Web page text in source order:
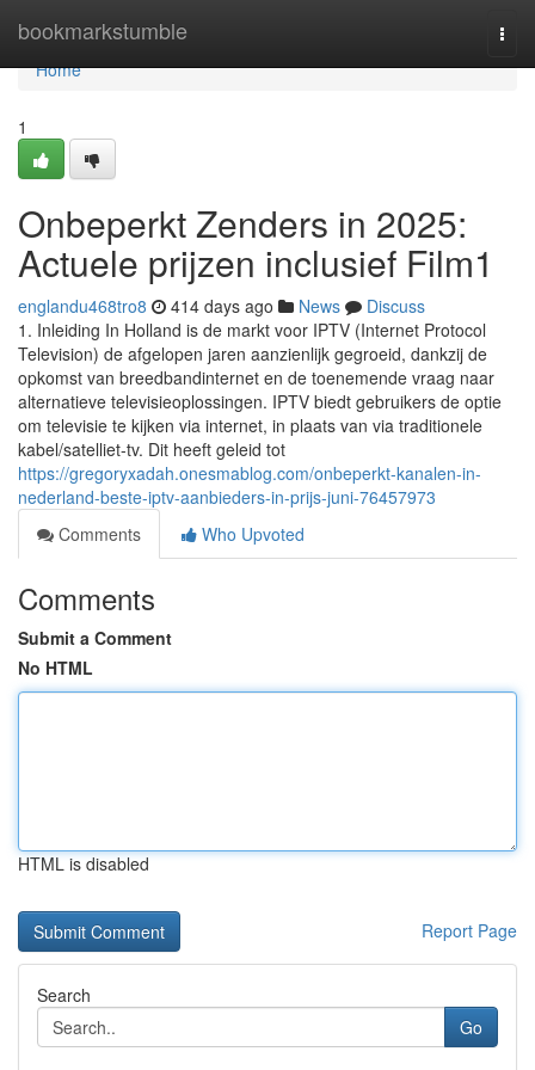
bookmarkstumble
Home
Home
1
Onbeperkt Zenders in 2025:
Actuele prijzen inclusief Film1
englandu468tro8 414 days ago News
Discuss
1. Inleiding In Holland is de markt voor IPTV (Internet Protocol
Television) de afgelopen jaren aanzienlijk gegroeid, dankzij de
opkomst van breedbandinternet en de toenemende vraag naar
alternatieve televisieoplossingen. IPTV biedt gebruikers de optie
om televisie te kijken via internet, in plaats van via traditionele
kabel/satelliet-tv. Dit heeft geleid tot
https://gregoryxadah.onesmablog.com/onbeperkt-kanalen-in-
nederland-beste-iptv-aanbieders-in-prijs-juni-76457973
Comments
Who Upvoted
Comments
Submit a Comment
No HTML
HTML is disabled
Report Page
Search
Go